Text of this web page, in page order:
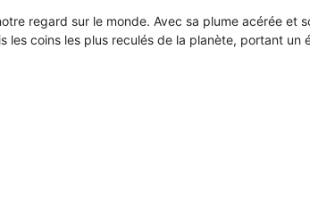
regard sur le monde. Avec sa plume acérée et
coins les plus reculés de la planète, portant un